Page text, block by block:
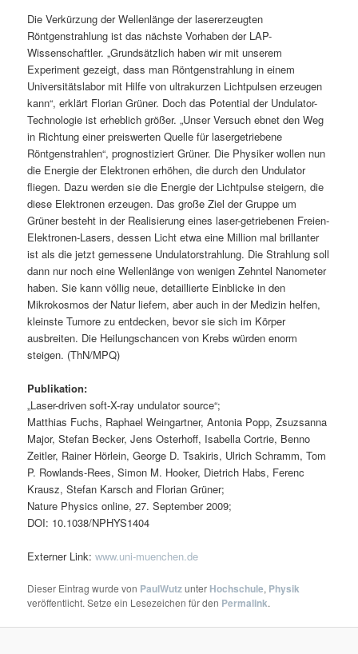
Die Verkürzung der Wellenlänge der lasererzeugten
Röntgenstrahlung ist das nächste Vorhaben der LAP-
Wissenschaftler. „Grundsätzlich haben wir mit unserem
Experiment gezeigt, dass man Röntgenstrahlung in einem
Universitätslabor mit Hilfe von ultrakurzen Lichtpulsen erzeugen
kann“, erklärt Florian Grüner. Doch das Potential der Undulator-
Technologie ist erheblich größer. „Unser Versuch ebnet den Weg
in Richtung einer preiswerten Quelle für lasergetriebene
Röntgenstrahlen“, prognostiziert Grüner. Die Physiker wollen nun
die Energie der Elektronen erhöhen, die durch den Undulator
fliegen. Dazu werden sie die Energie der Lichtpulse steigern, die
diese Elektronen erzeugen. Das große Ziel der Gruppe um
Grüner besteht in der Realisierung eines laser-getriebenen Freien-
Elektronen-Lasers, dessen Licht etwa eine Million mal brillanter
ist als die jetzt gemessene Undulatorstrahlung. Die Strahlung soll
dann nur noch eine Wellenlänge von wenigen Zehntel Nanometer
haben. Sie kann völlig neue, detaillierte Einblicke in den
Mikrokosmos der Natur liefern, aber auch in der Medizin helfen,
kleinste Tumore zu entdecken, bevor sie sich im Körper
ausbreiten. Die Heilungschancen von Krebs würden enorm
steigen. (ThN/MPQ)
Publikation:
„Laser-driven soft-X-ray undulator source“;
Matthias Fuchs, Raphael Weingartner, Antonia Popp, Zsuzsanna
Major, Stefan Becker, Jens Osterhoff, Isabella Cortrie, Benno
Zeitler, Rainer Hörlein, George D. Tsakiris, Ulrich Schramm, Tom
P. Rowlands-Rees, Simon M. Hooker, Dietrich Habs, Ferenc
Krausz, Stefan Karsch and Florian Grüner;
Nature Physics online, 27. September 2009;
DOI: 10.1038/NPHYS1404
Externer Link:www.uni-muenchen.de
Dieser Eintrag wurde von PaulWutzunter Hochschule, Physik
veröffentlicht. Setze ein Lesezeichen für den Permalink.